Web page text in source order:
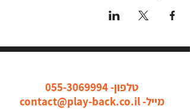
טלפון-055-3069994
מייל-contact@play-back.co.il